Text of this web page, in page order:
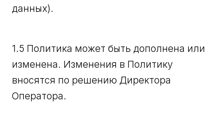
данных).
1.5 Политика может быть дополнена или
изменена. Изменения в Политику
вносятся по решению Директора
Оператора.